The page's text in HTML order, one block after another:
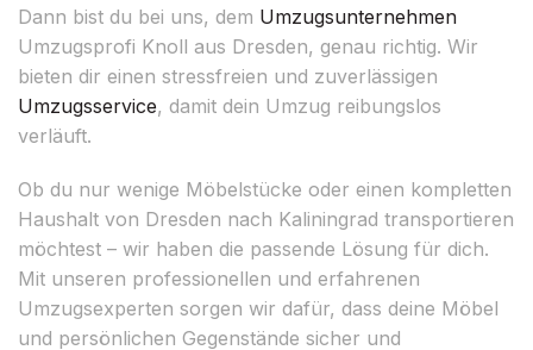
Dann bist du bei uns, dem Umzugsunternehmen
Umzugsprofi Knoll aus Dresden, genau richtig. Wir
bieten dir einen stressfreien und zuverlässigen
Umzugsservice, damit dein Umzug reibungslos
verläuft.
Ob du nur wenige Möbelstücke oder einen kompletten
Haushalt von Dresden nach Kaliningrad transportieren
möchtest – wir haben die passende Lösung für dich.
Mit unseren professionellen und erfahrenen
Umzugsexperten sorgen wir dafür, dass deine Möbel
und persönlichen Gegenstände sicher und